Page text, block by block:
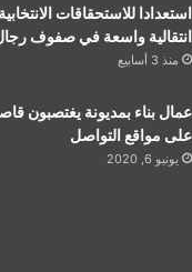
استعدادا للاستحقاقات
انتقالية واسعة في صفوف
منذ 3 أسابيع
عمال بناء بمديونة يغتصبون
على مواقع التواصل
يونيو 6, 2020